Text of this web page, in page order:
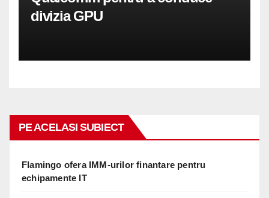
divizia GPU
PE ACELASI SUBIECT
Flamingo ofera IMM-urilor finantare pentru
echipamente IT